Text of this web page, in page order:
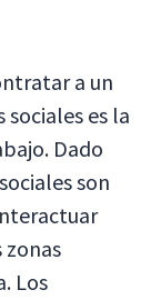
a un
sociales es la
Dado
son
zonas
Los